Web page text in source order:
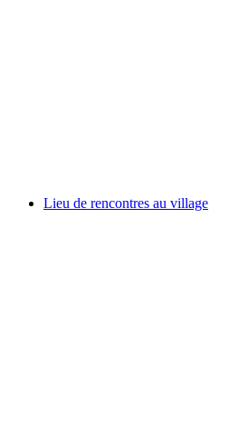
Lieu de rencontres au village